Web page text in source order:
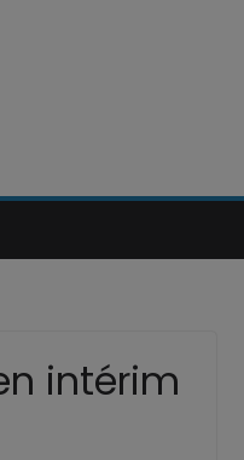
intérim